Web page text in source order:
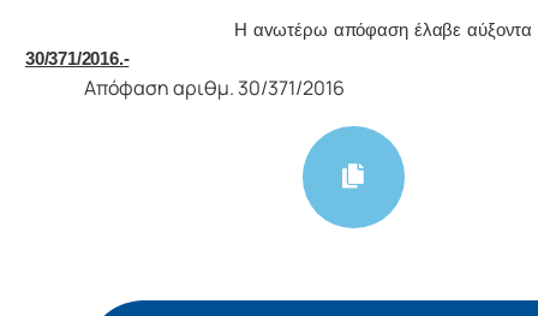
Η αvωτέρω απόφαση έλαβε αύξοντα
30/371/2016.-
Απόφαση αριθμ. 30/371/2016